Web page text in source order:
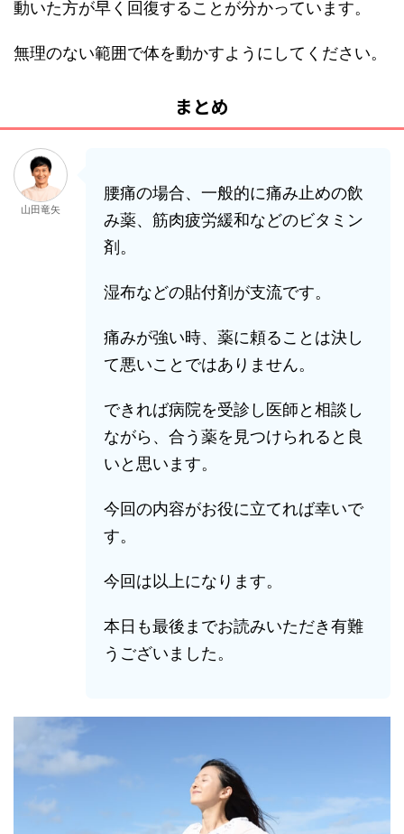
動いた方が早く回復することが分かっています。
無理のない範囲で体を動かすようにしてください。
まとめ
山田竜矢
腰痛の場合、一般的に痛み止めの飲
み薬、筋肉疲労緩和などのビタミン
剤。
湿布などの貼付剤が支流です。
痛みが強い時、薬に頼ることは決し
て悪いことではありません。
できれば病院を受診し医師と相談し
ながら、合う薬を見つけられると良
いと思います。
今回の内容がお役に立てれば幸いで
す。
今回は以上になります。
本日も最後までお読みいただき有難
うございました。